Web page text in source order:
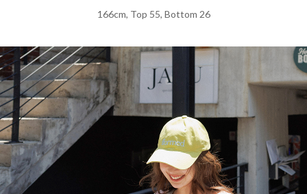
166cm, Top 55, Bottom 26